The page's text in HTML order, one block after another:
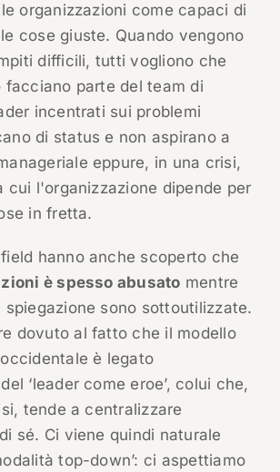
organizzazioni come capaci di
cose giuste. Quando vengono
difficili, tutti vogliono che
facciano parte del team di
incentrati sui problemi
di status e non aspirano a
eppure, in una crisi,
cui l'organizzazione dipende per
in fretta.
hanno anche scoperto che
è spesso abusato mentre
spiegazione sono sottoutilizzate.
dovuto al fatto che il modello
è legato
‘leader come eroe’, colui che,
tende a centralizzare
sé. Ci viene quindi naturale
top-down’: ci aspettiamo